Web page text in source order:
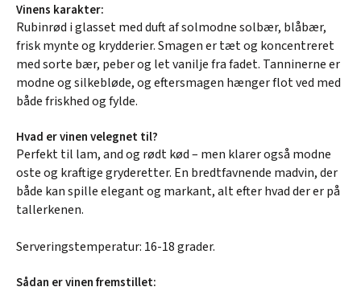
Vinens karakter:
Rubinrød i glasset med duft af solmodne solbær, blåbær,
frisk mynte og krydderier. Smagen er tæt og koncentreret
med sorte bær, peber og let vanilje fra fadet. Tanninerne er
modne og silkebløde, og eftersmagen hænger flot ved med
både friskhed og fylde.
Hvad er vinen velegnet til?
Perfekt til lam, and og rødt kød – men klarer også modne
oste og kraftige gryderetter. En bredtfavnende madvin, der
både kan spille elegant og markant, alt efter hvad der er på
tallerkenen.
Serveringstemperatur: 16-18 grader.
Sådan er vinen fremstillet: